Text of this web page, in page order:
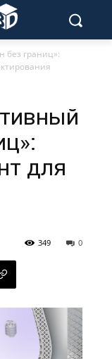
без границ»:
для
0
349